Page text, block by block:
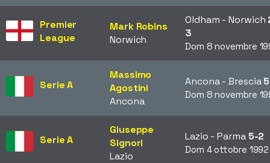
Premier
League
Mark Robins
Norwich
Oldham - Norwich
3
Dom 8 novembre
Serie A
Massimo
Agostini
Ancona
Ancona - Brescia
Dom 8 novembre
Serie A
Giuseppe
Signori
Lazio
Lazio - Parma 5-2
Dom 4 ottobre 1992